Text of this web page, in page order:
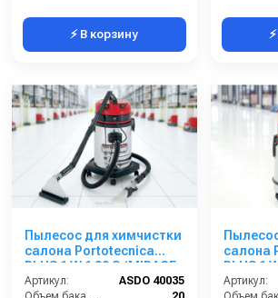
⚡ В корзину
Пылесос для химчистки
салона Portotecnica
PLUS 1 W 1 32 S (MIRAGE
PLUS)
Артикул:
ASDO 40035
салона
PLUS 1
SUPER)
Артикул: